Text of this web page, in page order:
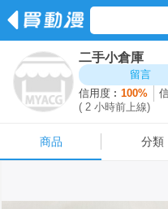
二手小倉庫
留言
信用度︰100%
( 2 小時前上線)
商品 分類
商品 分類